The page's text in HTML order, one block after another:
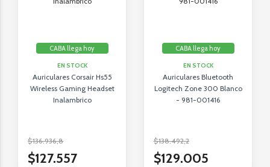
CABA llega hoy
EN STOCK
Auriculares Corsair Hs55
Wireless Gaming Headset
Inalambrico
$136.936,8
$127.557
CABA llega hoy
EN STOCK
Auriculares Bluetooth
Logitech Zone 300 Blanco
- 981-001416
$138.492,2
$129.005